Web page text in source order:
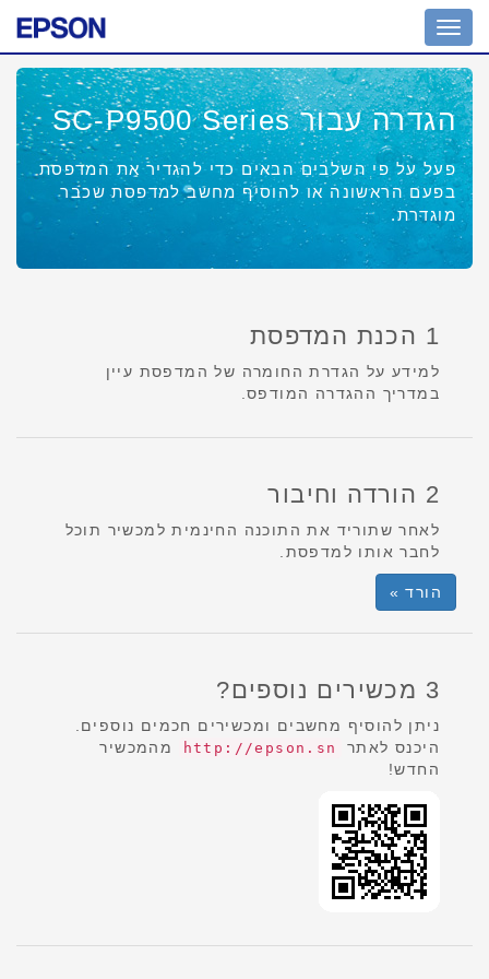
Toggle
navigation
הגדרה עבור SC-P9500 Series
פעל על פי השלבים הבאים כדי להגדיר את המדפסת
בפעם הראשונה או להוסיף מחשב למדפסת שכבר
מוגדרת.
1 הכנת המדפסת
למידע על הגדרת החומרה של המדפסת עיין
במדריך ההגדרה המודפס.
2 הורדה וחיבור
לאחר שתוריד את התוכנה החינמית למכשיר תוכל
לחבר אותו למדפסת.
הורד »
3 מכשירים נוספים?
ניתן להוסיף מחשבים ומכשירים חכמים נוספים.
היכנס לאתר
http://epson.sn
מהמכשיר
החדש!